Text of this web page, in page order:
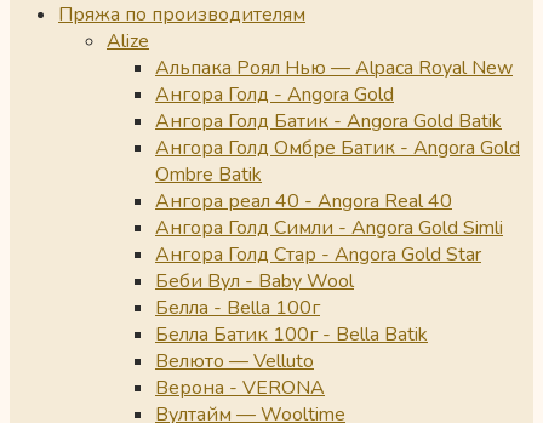
Пряжа по производителям
Alize
Альпака Роял Нью — Alpaca Royal New
Ангора Голд - Angora Gold
Ангора Голд Батик - Angora Gold Batik
Ангора Голд Омбре Батик - Angora Gold
Ombre Batik
Ангора реал 40 - Angora Real 40
Ангора Голд Симли - Angora Gold Simli
Ангора Голд Стар - Angora Gold Star
Беби Вул - Baby Wool
Белла - Bella 100г
Белла Батик 100г - Bella Batik
Велюто — Velluto
Верона - VERONA
Вултайм — Wooltime